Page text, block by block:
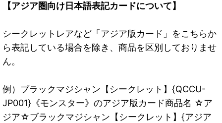
【アジア圏向け日本語表記カードについて】
シークレットレアなど「アジア版カード」をこちらか
ら表記している場合を除き、商品を区別しておりませ
ん。
例）ブラックマジシャン【シークレット】{QCCU-
JP001}《モンスター》のアジア版カード商品名 ☆ア
ジア☆ブラックマジシャン【シークレット】{アジア